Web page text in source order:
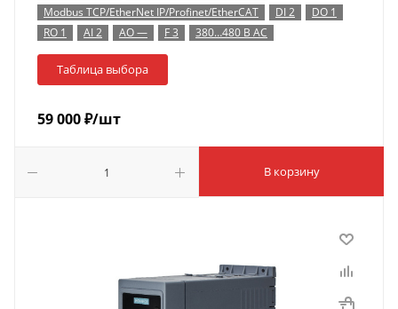
Modbus TCP/EtherNet IP/Profinet/EtherCAT
DI 2
DO 1
RO 1
AI 2 AO — F 3 380…480 В AC
Таблица выбора
59 000₽/шт
В корзину